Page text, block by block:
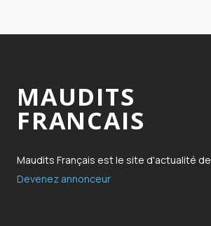
MAUDITS
FRANCAIS
Maudits Français est le site d'actualité
Devenez annonceur